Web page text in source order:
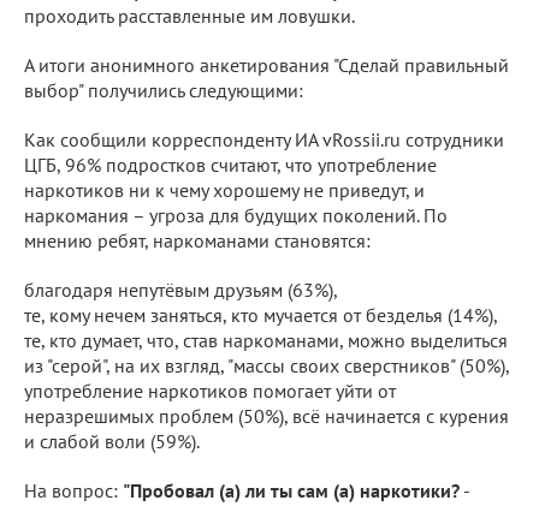
проходить расставленные им ловушки.
А итоги анонимного анкетирования "Сделай правильный
выбор" получились следующими:
Как сообщили корреспонденту ИА vRossii.ru сотрудники
ЦГБ, 96% подростков считают, что употребление
наркотиков ни к чему хорошему не приведут, и
наркомания – угроза для будущих поколений. По
мнению ребят, наркоманами становятся:
благодаря непутёвым друзьям (63%),
те, кому нечем заняться, кто мучается от безделья (14%),
те, кто думает, что, став наркоманами, можно выделиться
из "серой", на их взгляд, "массы своих сверстников" (50%),
употребление наркотиков помогает уйти от
неразрешимых проблем (50%), всё начинается с курения
и слабой воли (59%).
На вопрос: "Пробовал (а) ли ты сам (а) наркотики? -